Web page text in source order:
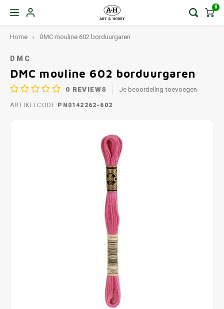
0
Home DMC mouline 602 borduurgaren
DMC
DMC mouline 602 borduurgaren
0 REVIEWS Je beoordeling toevoegen
ARTIKELCODE PN0142262-602